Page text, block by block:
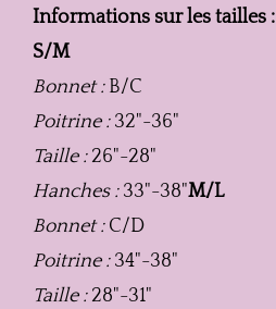
Informations sur les tailles :
S/M
Bonnet :B/C
Poitrine :32"-36"
Taille :26"-28"
Hanches :33"-38"M/L
Bonnet :C/D
Poitrine :34"-38"
Taille :28"-31"